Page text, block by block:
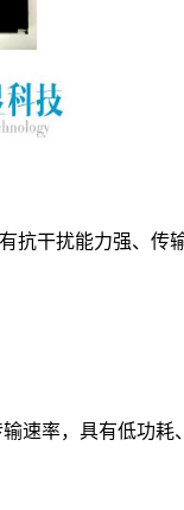
干扰能力强、传
速率，具有低功耗